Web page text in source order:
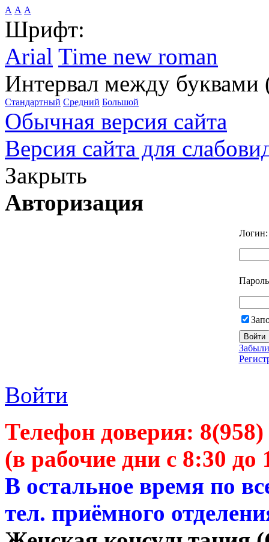
А А А
Шрифт:
Arial Time new roman
Интервал между буквами
Стандартный Средний Большой
Обычная версия сайта
Версия сайта для
Закрыть
Авторизация
Логин:
Войти
Телефон доверия:
(в рабочие дни с 8:30 до
В остальное время по
тел. приёмного